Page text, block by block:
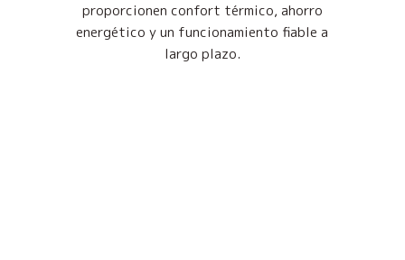
proporcionen confort térmico, ahorro
energético y un funcionamiento fiable a
largo plazo.